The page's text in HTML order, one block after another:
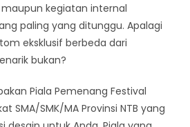
kegiatan internal
paling yang ditunggu. Apalagi
eksklusif berbeda dari
bukan?
Piala Pemenang Festival
SMA/SMK/MA Provinsi NTB yang